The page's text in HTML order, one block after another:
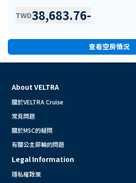
TWD38,683.76-
查看空房情況
About VELTRA
關於VELTRA Cruise
常見問題
關於MSC的疑問
有關公主郵輪的問題
Legal Information
隱私權政策